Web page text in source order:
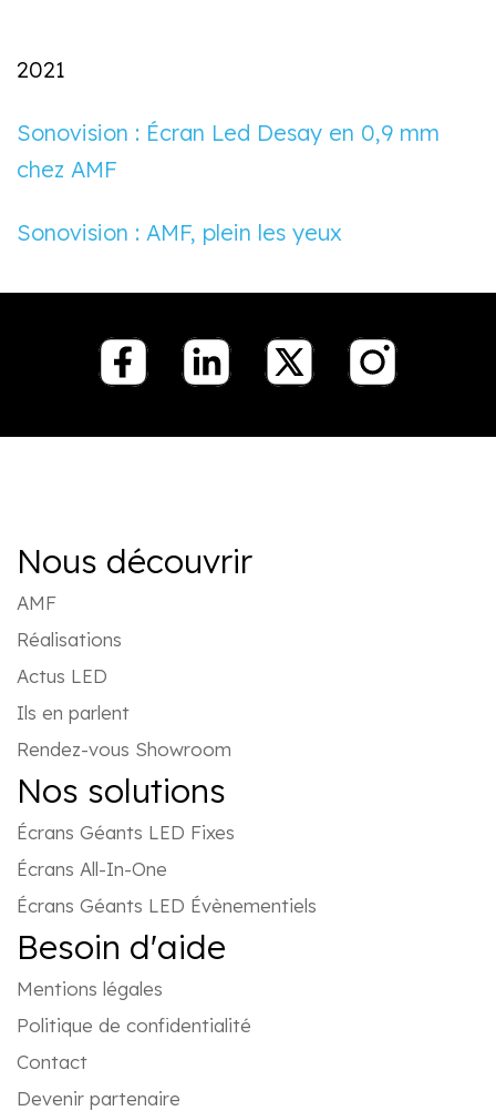
2021
Sonovision : Écran Led Desay en 0,9 mm
chez AMF
Sonovision : AMF, plein les yeux
Nous découvrir
AMF
Réalisations
Actus LED
Ils en parlent
Rendez-vous Showroom
Nos solutions
Écrans Géants LED Fixes
Écrans All-In-One
Écrans Géants LED Évènementiels
Besoin d'aide
Mentions légales
Politique de confidentialité
Contact
Devenir partenaire